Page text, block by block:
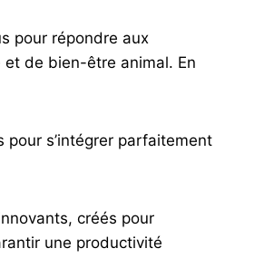
pour répondre aux
de bien-être animal. En
s’intégrer parfaitement
créés pour
une productivité